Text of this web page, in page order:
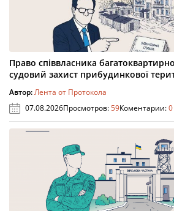
Право співвласника
судовий захист прибудинкової
Автор:Лента от Протокола
07.08.2026Просмотров:59Коментарии:0